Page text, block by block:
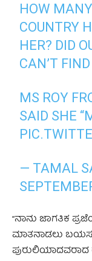
HOW
COUNTRY
HER? DID
CAN’T FIND
MS ROY
SAID SHE
— TAMAL
“ನಾನು ಜಾಗತಿಕ
ಮಾತನಾಡಲು
ಪುರುಲಿಯಾದವರಾದ